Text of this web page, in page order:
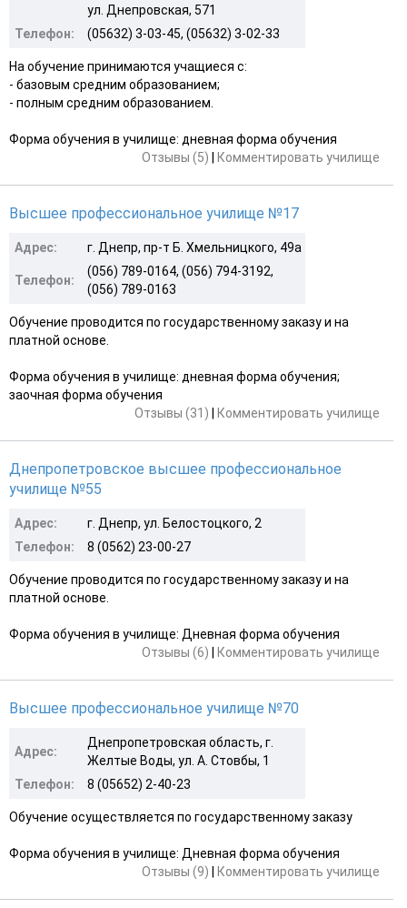
ул. Днепровская, 571
Телефон:
(05632) 3-03-45, (05632) 3-02-33
На обучение принимаются учащиеся с:
- базовым средним образованием;
- полным средним образованием.
Форма обучения в училище: дневная форма обучения
Отзывы (5)
Комментировать училище
Высшее профессиональное училище №17
Адрес: г. Днепр, пр-т Б. Хмельницкого, 49а
Телефон:
(056) 789-0164, (056) 794-3192,
(056) 789-0163
Обучение проводится по государственному заказу и на
платной основе.
Форма обучения в училище: дневная форма обучения;
заочная форма обучения
Отзывы (31)
Комментировать училище
Днепропетровское высшее профессиональное
училище №55
Адрес:
г. Днепр, ул. Белостоцкого, 2
Телефон:
8 (0562) 23-00-27
Обучение проводится по государственному заказу и на
платной основе.
Форма обучения в училище: Дневная форма обучения
Отзывы (6)
Комментировать училище
Высшее профессиональное училище №70
Адрес:
Днепропетровская область, г.
Желтые Воды, ул. А. Стовбы, 1
Телефон:
8 (05652) 2-40-23
Обучение осуществляется по государственному заказу
Форма обучения в училище: Дневная форма обучения
Отзывы (9)
Комментировать училище